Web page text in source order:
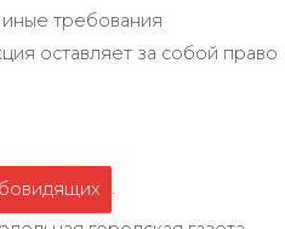
требования
оставляет за собой право
.